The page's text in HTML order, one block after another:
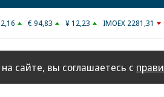
€ 94,83 ¥ 12,23 IMOEX 2281,31
сайте, вы соглашаетесь с